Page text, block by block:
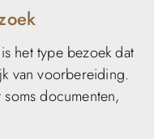
het type bezoek dat
van voorbereiding.
documenten,